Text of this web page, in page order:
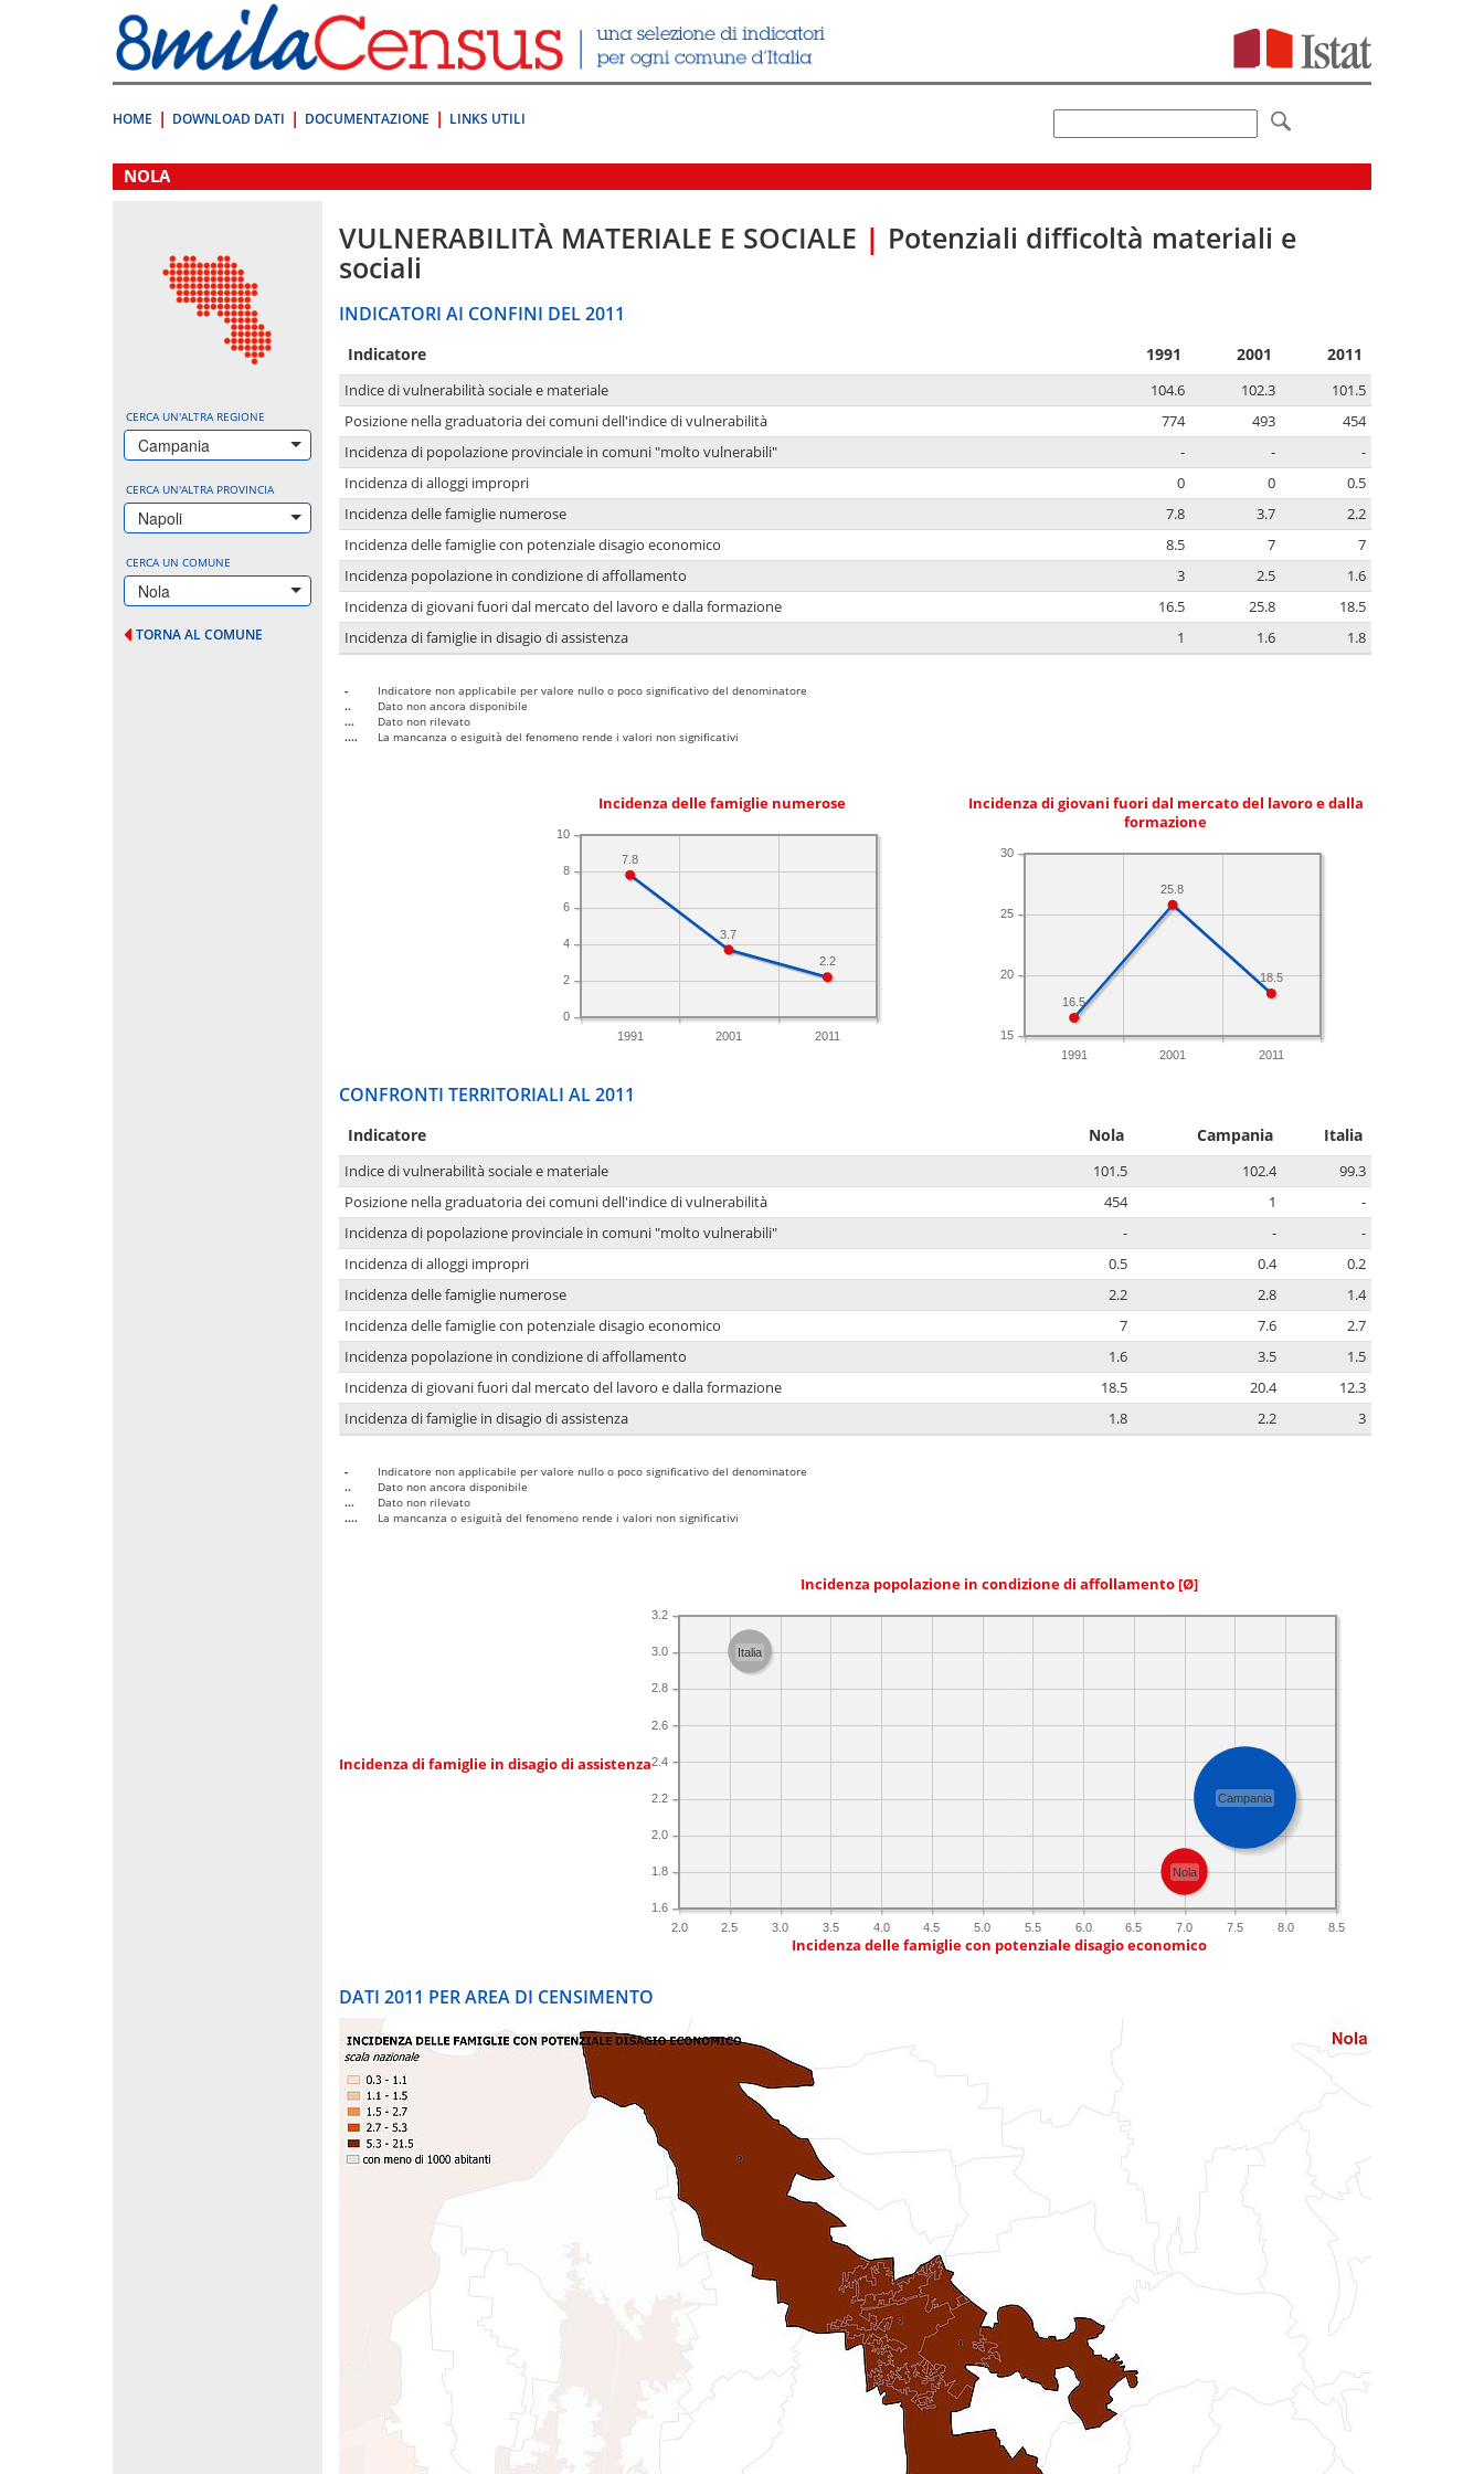
direttamente
a:
Contenuto
HOME DOWNLOAD DATI DOCUMENTAZIONE LINKS UTILI
.
NOLA
CERCA UN'ALTRA REGIONE
Campania
CERCA UN'ALTRA PROVINCIA
Napoli
CERCA UN COMUNE
Nola
TORNA AL COMUNE
VULNERABILITÀ MATERIALE E SOCIALE | Potenziali difficoltà materiali e
sociali
INDICATORI AI CONFINI DEL 2011
Indicatore 1991 2001 2011
Indice di vulnerabilità sociale e materiale 104.6 102.3
101.5
Posizione nella graduatoria dei comuni dell'indice di vulnerabilità
774 493
454
Incidenza di popolazione provinciale in comuni "molto vulnerabili"
- -
-
Incidenza di alloggi impropri
0 0
0.5
Incidenza delle famiglie numerose
7.8 3.7
2.2
Incidenza delle famiglie con potenziale disagio economico
8.5 7
7
Incidenza popolazione in condizione di affollamento
3 2.5
1.6
Incidenza di giovani fuori dal mercato del lavoro e dalla formazione
16.5 25.8
18.5
Incidenza di famiglie in disagio di assistenza
1 1.6 1.8
-
Indicatore non applicabile per valore nullo o poco significativo del denominatore
..
Dato non ancora disponibile
...
Dato non rilevato
....
La mancanza o esiguità del fenomeno rende i valori non significativi
Incidenza delle famiglie numerose
1991 2001 2011
0
2
4
6
8
10
2.2
3.7
7.8
Incidenza di giovani fuori dal mercato del lavoro e dalla
formazione
1991 2001 2011
15
20
25
30
18.5
25.8
16.5
CONFRONTI TERRITORIALI AL 2011
Indicatore Nola Campania Italia
Indice di vulnerabilità sociale e materiale 101.5 102.4
99.3
Posizione nella graduatoria dei comuni dell'indice di vulnerabilità
454 1
-
Incidenza di popolazione provinciale in comuni "molto vulnerabili"
- -
-
Incidenza di alloggi impropri
0.5 0.4
0.2
Incidenza delle famiglie numerose
2.2 2.8
1.4
Incidenza delle famiglie con potenziale disagio economico
7 7.6
2.7
Incidenza popolazione in condizione di affollamento
1.6 3.5
1.5
Incidenza di giovani fuori dal mercato del lavoro e dalla formazione
18.5 20.4
12.3
Incidenza di famiglie in disagio di assistenza
1.8 2.2 3
-
Indicatore non applicabile per valore nullo o poco significativo del denominatore
..
Dato non ancora disponibile
...
Dato non rilevato
....
La mancanza o esiguità del fenomeno rende i valori non significativi
Incidenza popolazione in condizione di affollamento [Ø]
Incidenza di famiglie in disagio di assistenza
2.0 2.5 3.0 3.5 4.0 4.5 5.0 5.5 6.0 6.5 7.0 7.5 8.0 8.5
1.6
1.8
2.0
2.2
2.4
2.6
2.8
3.0
3.2
Campania
Nola
Italia
Incidenza delle famiglie con potenziale disagio economico
DATI 2011 PER AREA DI CENSIMENTO